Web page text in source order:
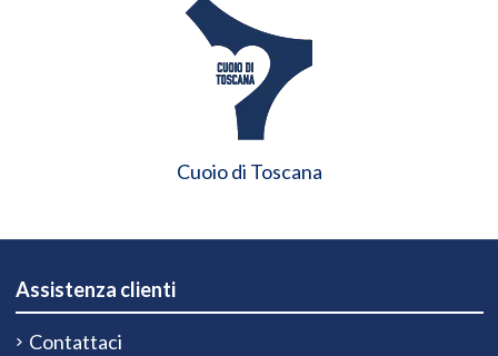
Cuoio di Toscana
Assistenza clienti
Contattaci